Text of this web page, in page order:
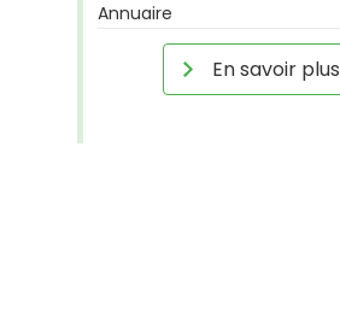
Annuaire
En savoir plus